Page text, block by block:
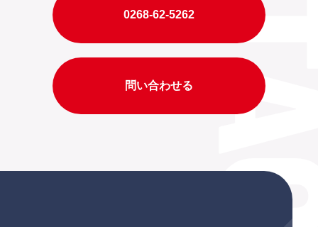
個別契約は、甲が前第3条にしたがって申
甲の入金をもって成立する。なお、振込
み手数料は甲の負担とする。また、甲の
（２）技術情報の取得 当社は、本サービ
スの利用にあたって、利用者から以下の
0268-62-5262
問い合わせる